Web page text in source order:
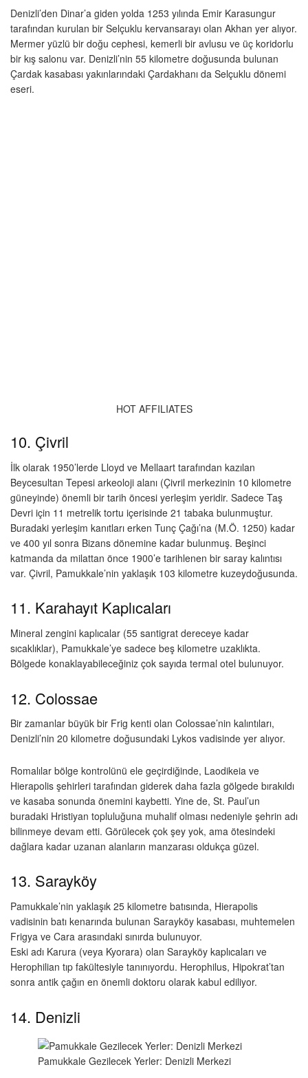
Denizli’den Dinar’a giden yolda 1253 yılında Emir Karasungur
tarafından kurulan bir Selçuklu kervansarayı olan Akhan yer alıyor.
Mermer yüzlü bir doğu cephesi, kemerli bir avlusu ve üç koridorlu
bir kış salonu var. Denizli’nin 55 kilometre doğusunda bulunan
Çardak kasabası yakınlarındaki Çardakhanı da Selçuklu dönemi
eseri.
HOT AFFILIATES
10. Çivril
İlk olarak 1950’lerde Lloyd ve Mellaart tarafından kazılan
Beycesultan Tepesi arkeoloji alanı (Çivril merkezinin 10 kilometre
güneyinde) önemli bir tarih öncesi yerleşim yeridir. Sadece Taş
Devri için 11 metrelik tortu içerisinde 21 tabaka bulunmuştur.
Buradaki yerleşim kanıtları erken Tunç Çağı’na (M.Ö. 1250) kadar
ve 400 yıl sonra Bizans dönemine kadar bulunmuş. Beşinci
katmanda da milattan önce 1900’e tarihlenen bir saray kalıntısı
var. Çivril, Pamukkale’nin yaklaşık 103 kilometre kuzeydoğusunda.
11. Karahayıt Kaplıcaları
Mineral zengini kaplıcalar (55 santigrat dereceye kadar
sıcaklıklar), Pamukkale’ye sadece beş kilometre uzaklıkta.
Bölgede konaklayabileceğiniz çok sayıda termal otel bulunuyor.
12. Colossae
Bir zamanlar büyük bir Frig kenti olan Colossae’nin kalıntıları,
Denizli’nin 20 kilometre doğusundaki Lykos vadisinde yer alıyor.
Romalılar bölge kontrolünü ele geçirdiğinde, Laodikeia ve
Hierapolis şehirleri tarafından giderek daha fazla gölgede bırakıldı
ve kasaba sonunda önemini kaybetti. Yine de, St. Paul’un
buradaki Hristiyan topluluğuna muhalif olması nedeniyle şehrin adı
bilinmeye devam etti. Görülecek çok şey yok, ama ötesindeki
dağlara kadar uzanan alanların manzarası oldukça güzel.
13. Sarayköy
Pamukkale’nin yaklaşık 25 kilometre batısında, Hierapolis
vadisinin batı kenarında bulunan Sarayköy kasabası, muhtemelen
Frigya ve Cara arasındaki sınırda bulunuyor.
Eski adı Karura (veya Kyorara) olan Sarayköy kaplıcaları ve
Herophilian tıp fakültesiyle tanınıyordu. Herophilus, Hipokrat’tan
sonra antik çağın en önemli doktoru olarak kabul ediliyor.
14. Denizli
Pamukkale Gezilecek Yerler: Denizli Merkezi